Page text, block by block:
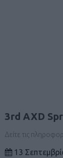
3rd AXD
Δείτε τις
13